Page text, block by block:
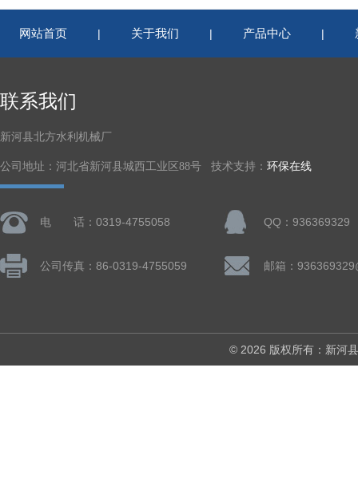
网站首页 | 关于我们 | 产品中心 |
联系我们
新河县北方水利机械厂
公司地址：河北省新河县城西工业区88号 技术支持： 环保在线
电 话：0319-4755058 QQ：936369329
公司传真：86-0319-4755059 邮箱：
© 2026 版权所有：新河